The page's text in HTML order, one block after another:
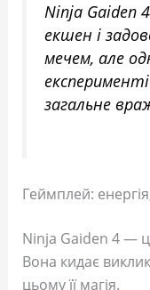
Ninja Gaiden
екшен і
мечем, але
загальне
Геймплей:
Ninja Gaiden 4 —
Вона кидає
цьому її магія.